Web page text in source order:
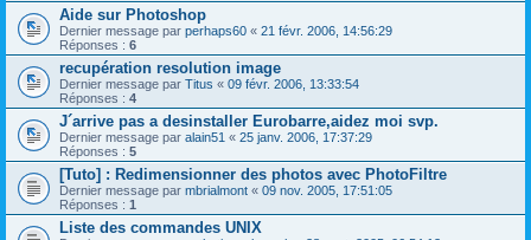
Aide sur Photoshop
Dernier message par perhaps60 « 21 févr. 2006, 14:56:29
Réponses : 6
recupération resolution image
Dernier message par Titus « 09 févr. 2006, 13:33:54
Réponses : 4
J´arrive pas a desinstaller Eurobarre,aidez moi svp.
Dernier message par alain51 « 25 janv. 2006, 17:37:29
Réponses : 5
[Tuto] : Redimensionner des photos avec PhotoFiltre
Dernier message par mbrialmont « 09 nov. 2005, 17:51:05
Réponses : 1
Liste des commandes UNIX